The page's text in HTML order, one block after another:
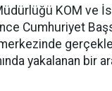
KOM ve
Cumhuriyet
yakalanan bir